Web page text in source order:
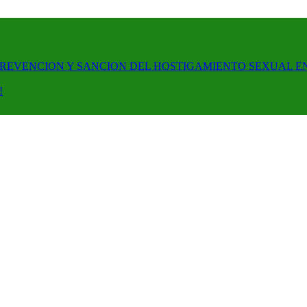
Y SANCION DEL HOSTIGAMIENTO SEXUAL